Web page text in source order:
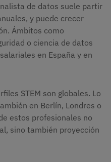
de datos suele partir
y puede crecer
Ámbitos como
o ciencia de datos
en España y en
STEM son globales. Lo
en Berlín, Londres o
estos profesionales no
sino también proyección